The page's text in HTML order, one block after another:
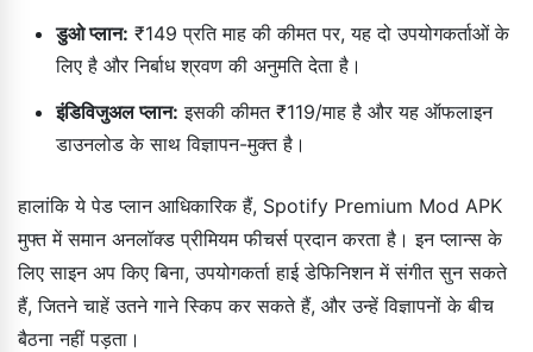
डुओ प्लान: ₹149 प्रति माह की कीमत पर, यह दो उपयोगकर्ताओं के
लिए है और निर्बाध श्रवण की अनुमति देता है।
इंडिविजुअल प्लान: इसकी कीमत ₹119/माह है और यह ऑफलाइन
डाउनलोड के साथ विज्ञापन-मुक्त है।
हालांकि ये पेड प्लान आधिकारिक हैं, Spotify Premium Mod APK
मुफ्त में समान अनलॉक्ड प्रीमियम फीचर्स प्रदान करता है। इन प्लान्स के
लिए साइन अप किए बिना, उपयोगकर्ता हाई डेफिनिशन में संगीत सुन सकते
हैं, जितने चाहें उतने गाने स्किप कर सकते हैं, और उन्हें विज्ञापनों के बीच
बैठना नहीं पड़ता।